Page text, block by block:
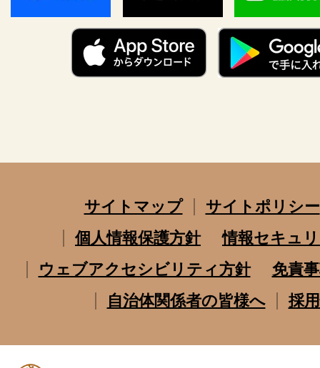
サイトマップ
サイトポリシー
個人情報保護方針
情報セキュ
ウェブアクセシビリティ方針
免責
自治体関係者の皆様へ
採